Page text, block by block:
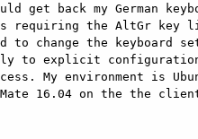
get back my German
requiring the AltGr
change the keyboard
to explicit
My environment is
Mate 16.04 on the the